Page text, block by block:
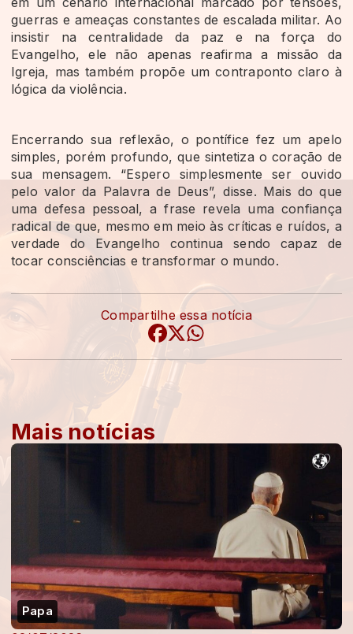
guerras e ameaças constantes de escalada militar. Ao
insistir na centralidade da paz e na força do
Evangelho, ele não apenas reafirma a missão da
Igreja, mas também propõe um contraponto claro à
lógica da violência.
Encerrando sua reflexão, o pontífice fez um apelo
simples, porém profundo, que sintetiza o coração de
sua mensagem. “Espero simplesmente ser ouvido
pelo valor da Palavra de Deus”, disse. Mais do que
uma defesa pessoal, a frase revela uma confiança
radical de que, mesmo em meio às críticas e ruídos, a
verdade do Evangelho continua sendo capaz de
tocar consciências e transformar o mundo.
Compartilhe essa notícia
Mais notícias
Papa